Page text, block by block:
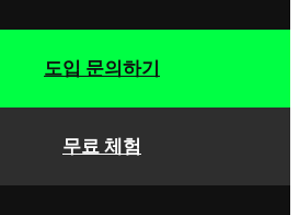
무료 체험
도입 문의하기